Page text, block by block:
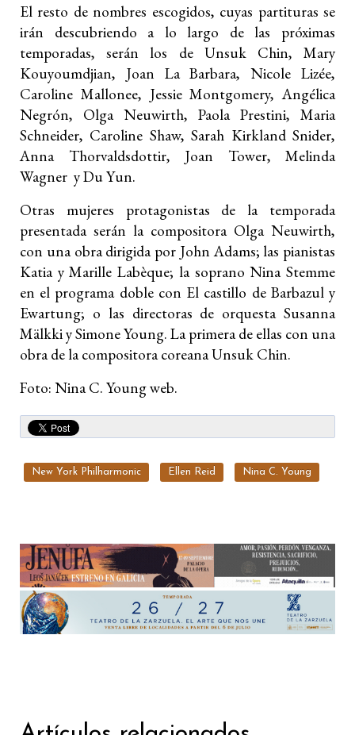
El resto de nombres escogidos, cuyas partituras se
irán descubriendo a lo largo de las próximas
temporadas, serán los de Unsuk Chin, Mary
Kouyoumdjian, Joan La Barbara, Nicole Lizée,
Caroline Mallonee, Jessie Montgomery, Angélica
Negrón, Olga Neuwirth, Paola Prestini, Maria
Schneider, Caroline Shaw, Sarah Kirkland Snider,
Anna Thorvaldsdottir, Joan Tower, Melinda
Wagner y Du Yun.
Otras mujeres protagonistas de la temporada
presentada serán la compositora Olga Neuwirth,
con una obra dirigida por John Adams; las pianistas
Katia y Marille Labèque; la soprano Nina Stemme
en el programa doble con El castillo de Barbazul y
Ewartung; o las directoras de orquesta Susanna
Mälkki y Simone Young. La primera de ellas con una
obra de la compositora coreana Unsuk Chin.
Foto: Nina C. Young web.
New York Philharmonic Ellen Reid Nina C. Young